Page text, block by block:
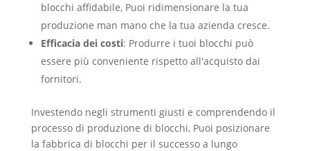
blocchi affidabile, Puoi ridimensionare la tua
produzione man mano che la tua azienda cresce.
Efficacia dei costi: Produrre i tuoi blocchi può
essere più conveniente rispetto all'acquisto dai
fornitori.
Investendo negli strumenti giusti e comprendendo il
processo di produzione di blocchi, Puoi posizionare
la fabbrica di blocchi per il successo a lungo